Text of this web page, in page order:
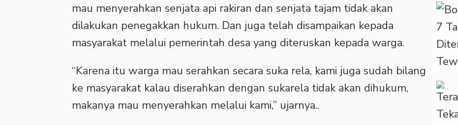
mau menyerahkan senjata api rakiran dan senjata tajam tidak akan
dilakukan penegakkan hukum. Dan juga telah disampaikan kepada
masyarakat melalui pemerintah desa yang diteruskan kepada warga.
“Karena itu warga mau serahkan secara suka rela, kami juga sudah bilang
ke masyarakat kalau diserahkan dengan sukarela tidak akan dihukum,
makanya mau menyerahkan melalui kami,” ujarnya..